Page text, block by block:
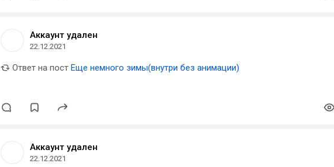
Аккаунт удален
22.12.2021
Ответ на пост Еще немного зимы(внутри без анимации)
Аккаунт удален
22.12.2021